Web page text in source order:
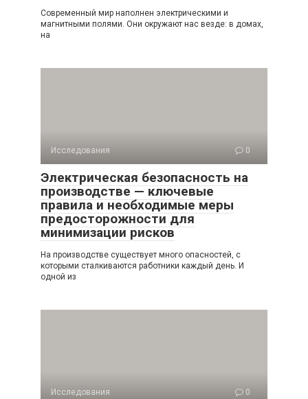
Современный мир наполнен электрическими и
магнитными полями. Они окружают нас везде: в домах,
на
Исследования 0
Электрическая безопасность на
производстве — ключевые
правила и необходимые меры
предосторожности для
минимизации рисков
На производстве существует много опасностей, с
которыми сталкиваются работники каждый день. И
одной из
Исследования 0